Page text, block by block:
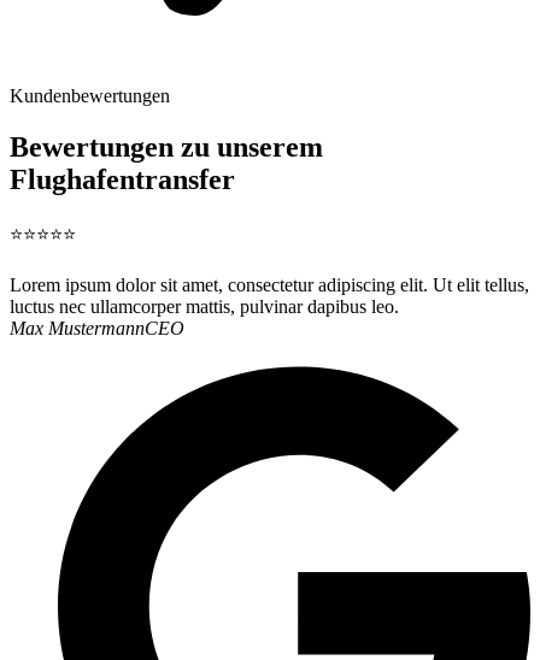
Kundenbewertungen
Bewertungen zu unserem
Flughafentransfer
⭐⭐⭐⭐⭐
Lorem ipsum dolor sit amet, consectetur adipiscing elit. Ut elit tellus,
luctus nec ullamcorper mattis, pulvinar dapibus leo.
Max MustermannCEO